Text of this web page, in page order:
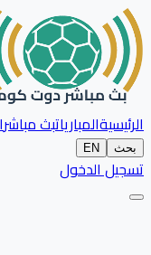
الرئيسيةالمبارياتبث مباشر
بحث EN
تسجيل الدخول